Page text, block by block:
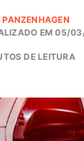
PANZENHAGEN
EM 05/
DE LEITURA